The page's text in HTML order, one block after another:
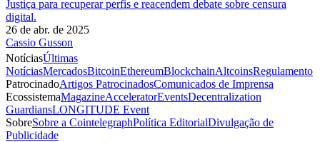
Justiça para recuperar perfis e reacendem debate sobre censura
digital.
26 de abr. de 2025
Cassio Gusson
NotíciasÚltimas
NotíciasMercadosBitcoinEthereumBlockchainAltcoinsRegulamento
PatrocinadoArtigos PatrocinadosComunicados de Imprensa
EcossistemaMagazineAcceleratorEventsDecentralization
GuardiansLONGITUDE Event
SobreSobre a CointelegraphPolítica EditorialDivulgação de
Publicidade